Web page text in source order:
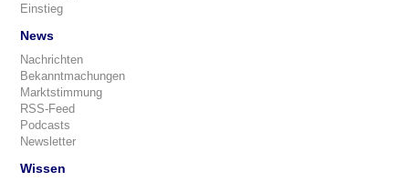
Einstieg
News
Nachrichten
Bekanntmachungen
Marktstimmung
RSS-Feed
Podcasts
Newsletter
Wissen